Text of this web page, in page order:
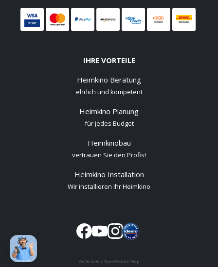
IHRE VORTEILE
Heimkino Beratung
ehrlich und kompetent
Heimkino Planung
für jedes Budget
Heimkinobau
vertrauen Sie den Profis!
Heimkino Installation
Wir installieren Ihr Heimkino
Wetterdaten: OpenWeatherMap